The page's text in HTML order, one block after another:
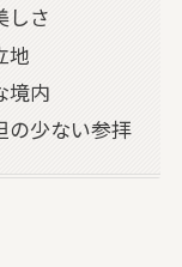
しさ
地
境内
の少ない参拝